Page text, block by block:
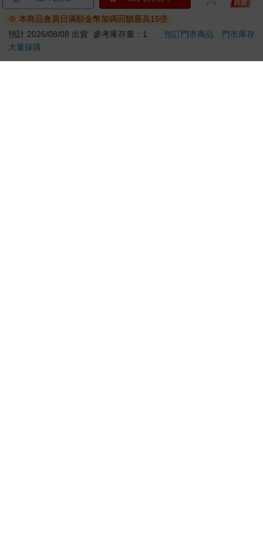
ATM提款機，請不要聽從指示，以免受騙上當！
退換貨須知：
**提醒您，鑑賞期不等於試用期，退回商品須為全新狀態**
依據「消費者保護法」第19條及行政院消費者保護處公告之
※ 本商品會員日滿額金幣加碼回饋最高15倍
預計 2026/08/08 出貨 參考庫存量：1 預訂門市商品
門市庫存
大量採購